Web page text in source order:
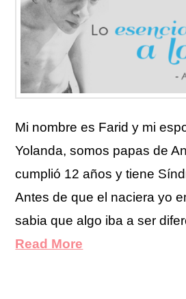
Mi nombre es Farid y mi
Yolanda, somos papas de
cumplió 12 años y tiene
Antes de que el naciera yo
sabia que algo iba a ser
Read More